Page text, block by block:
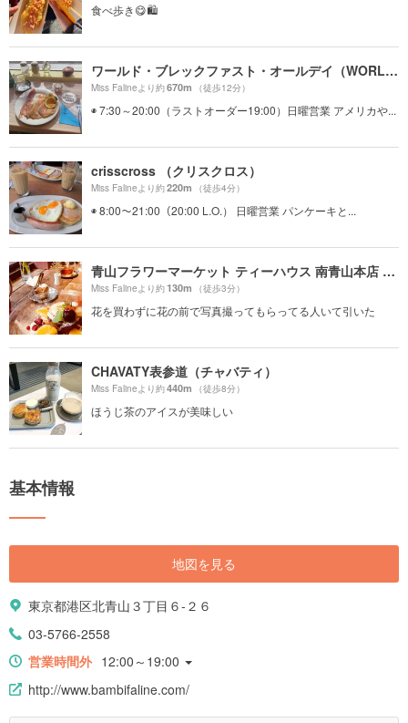
食べ歩き😋🛍
ワールド・ブレックファスト・オールデイ（WORLD BREAKFAST ALLDAY）
Miss Falineより約670m （徒歩12分）
◉ 7:30～20:00（ラストオーダー19:00）日曜営業 アメリカや...
crisscross （クリスクロス）
Miss Falineより約220m （徒歩4分）
◉ 8:00〜21:00（20:00 L.O.） 日曜営業 パンケーキと...
青山フラワーマーケット ティーハウス 南青山本店 （Aoyama Flower Market TEA HOUSE）
Miss Falineより約130m （徒歩3分）
花を買わずに花の前で写真撮ってもらってる人いて引いた
CHAVATY表参道（チャバティ）
Miss Falineより約440m （徒歩8分）
ほうじ茶のアイスが美味しい
基本情報
地図を見る
東京都港区北青山３丁目６-２６
03-5766-2558
営業時間外 12:00～19:00
http://www.bambifaline.com/